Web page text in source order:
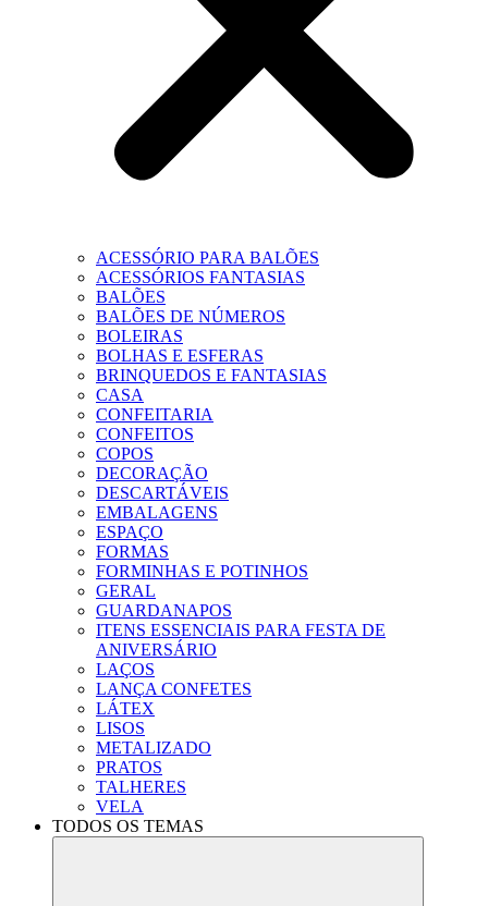
ACESSÓRIO PARA BALÕES
ACESSÓRIOS FANTASIAS
BALÕES
BALÕES DE NÚMEROS
BOLEIRAS
BOLHAS E ESFERAS
BRINQUEDOS E FANTASIAS
CASA
CONFEITARIA
CONFEITOS
COPOS
DECORAÇÃO
DESCARTÁVEIS
EMBALAGENS
ESPAÇO
FORMAS
FORMINHAS E POTINHOS
GERAL
GUARDANAPOS
ITENS ESSENCIAIS PARA FESTA DE
ANIVERSÁRIO
LAÇOS
LANÇA CONFETES
LÁTEX
LISOS
METALIZADO
PRATOS
TALHERES
VELA
TODOS OS TEMAS